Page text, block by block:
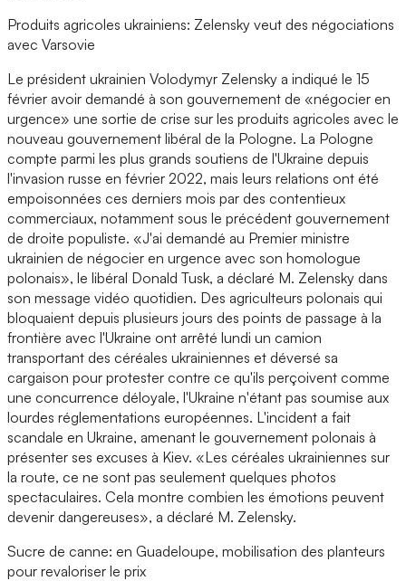
Produits agricoles ukrainiens: Zelensky veut des négociations
avec Varsovie
Le président ukrainien Volodymyr Zelensky a indiqué le 15
février avoir demandé à son gouvernement de «négocier en
urgence» une sortie de crise sur les produits agricoles avec le
nouveau gouvernement libéral de la Pologne. La Pologne
compte parmi les plus grands soutiens de l'Ukraine depuis
l'invasion russe en février 2022, mais leurs relations ont été
empoisonnées ces derniers mois par des contentieux
commerciaux, notamment sous le précédent gouvernement
de droite populiste. «J'ai demandé au Premier ministre
ukrainien de négocier en urgence avec son homologue
polonais», le libéral Donald Tusk, a déclaré M. Zelensky dans
son message vidéo quotidien. Des agriculteurs polonais qui
bloquaient depuis plusieurs jours des points de passage à la
frontière avec l'Ukraine ont arrêté lundi un camion
transportant des céréales ukrainiennes et déversé sa
cargaison pour protester contre ce qu'ils perçoivent comme
une concurrence déloyale, l'Ukraine n'étant pas soumise aux
lourdes réglementations européennes. L'incident a fait
scandale en Ukraine, amenant le gouvernement polonais à
présenter ses excuses à Kiev. «Les céréales ukrainiennes sur
la route, ce ne sont pas seulement quelques photos
spectaculaires. Cela montre combien les émotions peuvent
devenir dangereuses», a déclaré M. Zelensky.
Sucre de canne: en Guadeloupe, mobilisation des planteurs
pour revaloriser le prix